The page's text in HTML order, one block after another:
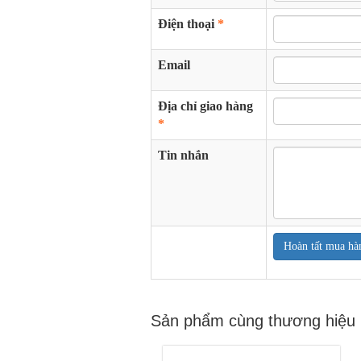
Điện thoại *
Email
Địa chỉ giao hàng
*
Tin nhắn
Hoàn tất mua
Sản phẩm cùng thương hiệu